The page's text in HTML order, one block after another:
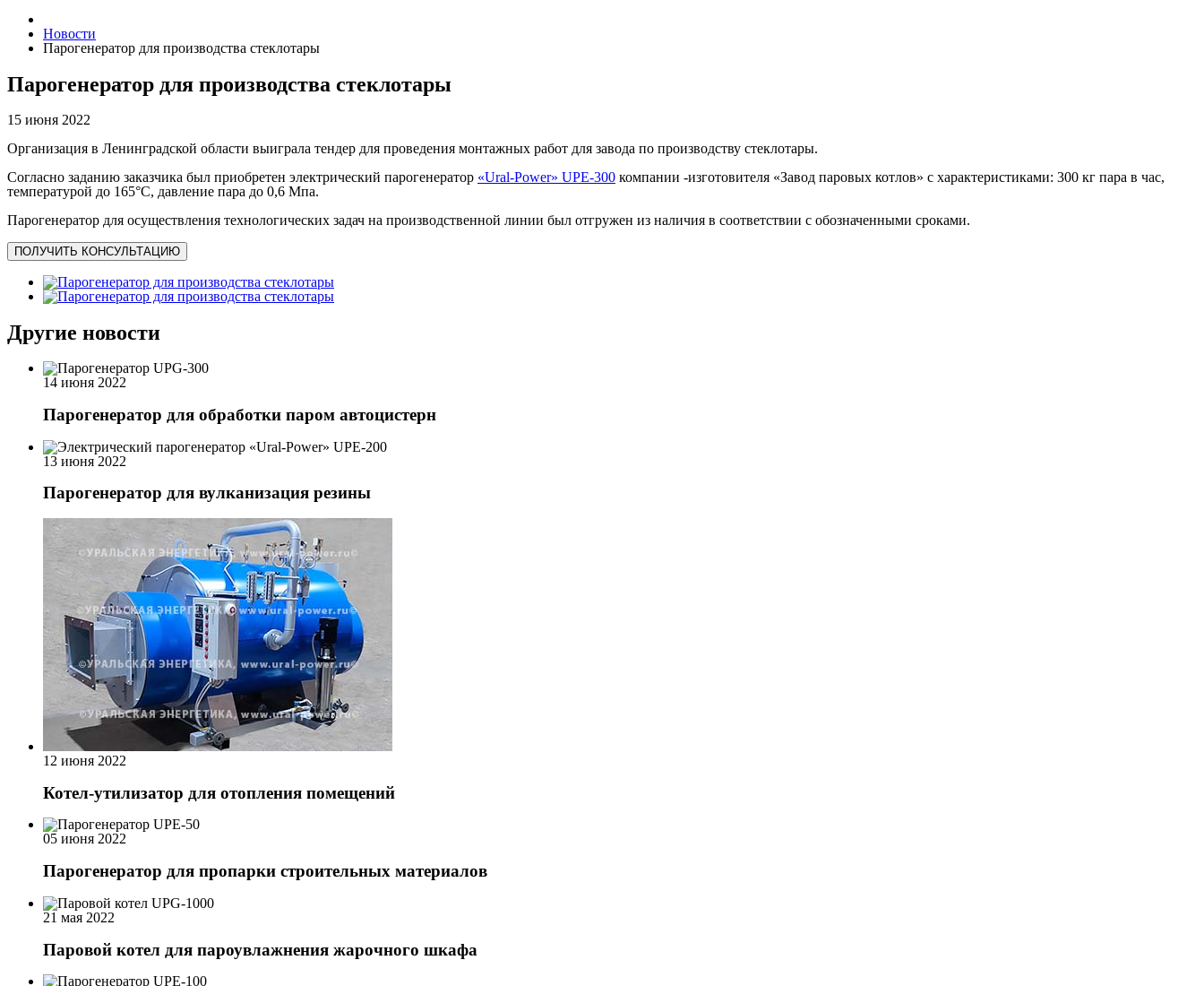
Новости
Парогенератор для производства стеклотары
Парогенератор для производства стеклотары
15 июня 2022
Организация в Ленинградской области выиграла тендер для проведения монтажных работ для завода по производству стеклотары.
Согласно заданию заказчика был приобретен электрический парогенератор «Ural-Power» UPE-300 компании -изготовителя «Завод паровых котлов» с характеристиками: 300 кг пара в час,
температурой до 165°С, давление пара до 0,6 Мпа.
Парогенератор для осуществления технологических задач на производственной линии был отгружен из наличия в соответствии с обозначенными сроками.
ПОЛУЧИТЬ КОНСУЛЬТАЦИЮ
Другие новости
14 июня 2022
Парогенератор для обработки паром автоцистерн
13 июня 2022
Парогенератор для вулканизация резины
12 июня 2022
Котел-утилизатор для отопления помещений
05 июня 2022
Парогенератор для пропарки строительных материалов
21 мая 2022
Паровой котел для пароувлажнения жарочного шкафа